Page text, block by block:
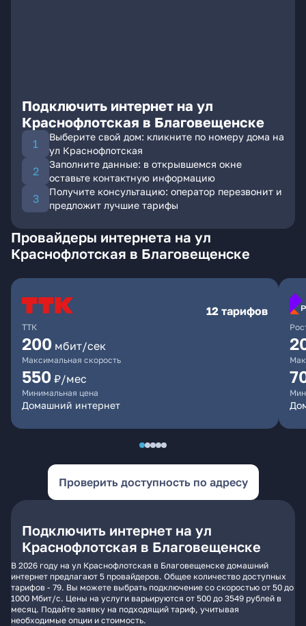
Подключить интернет на ул
Краснофлотская в Благовещенске
Выберите свой дом: кликните по номеру дома на
ул Краснофлотская
Заполните данные: в открывшемся окне
оставьте контактную информацию
Получите консультацию: оператор перезвонит и
предложит лучшие тарифы
Провайдеры интернета на ул
Краснофлотская в Благовещенске
ТТК
12 тарифов
200 мбит/сек
Максимальная скорость
550 ₽/мес
Минимальная цена
Домашний интернет
Проверить доступность по адресу
Подключить интернет на ул
Краснофлотская в Благовещенске
В 2026 году на ул Краснофлотская в Благовещенске домашний
интернет предлагают 5 провайдеров. Общее количество доступных
тарифов - 79. Вы можете выбрать подключение со скоростью от 50 до
1000 Мбит/с. Цены на услуги варьируются от 500 до 3549 рублей в
месяц. Подайте заявку на подходящий тариф, учитывая
необходимые опции и стоимость.